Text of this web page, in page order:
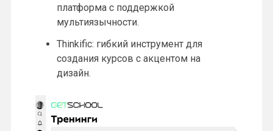
платформа с поддержкой
мультиязычности.
Thinkific: гибкий инструмент для
создания курсов с акцентом на
дизайн.